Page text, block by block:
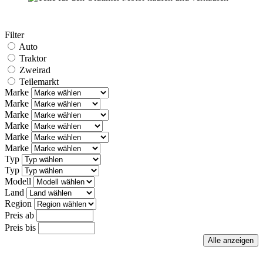
Filter
Auto
Traktor
Zweirad
Teilemarkt
Marke
Marke
Marke
Marke
Marke
Marke
Typ
Typ
Modell
Land
Region
Preis ab
Preis bis